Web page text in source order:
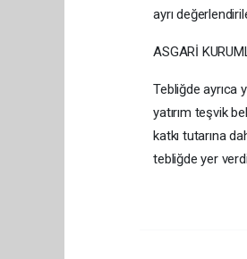
ayrı
ASGARİ
Tebliğde ayrıca
yatırım teşvik
katkı tutarına
tebliğde yer